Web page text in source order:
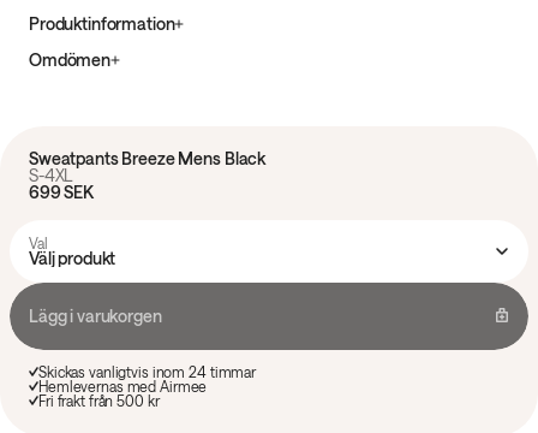
Produktinformation
Omdömen
Sweatpants Breeze Mens Black
S-4XL
699 SEK
Val
Välj produkt
Lägg i varukorgen
Skickas vanligtvis inom 24 timmar
Hemlevernas med Airmee
Fri frakt från 500 kr